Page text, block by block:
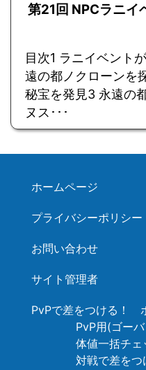
第21回 NPCラニイ
目次1 ラニイベント
遠の都ノクローンを
秘宝を発見3 永遠の
ヌス･･･
ホームページ
プライバシーポリシー
お問い合わせ
サイト管理者
PvPで差をつける！
PvP用(ゴー
体値一括チェ
対戦で差を